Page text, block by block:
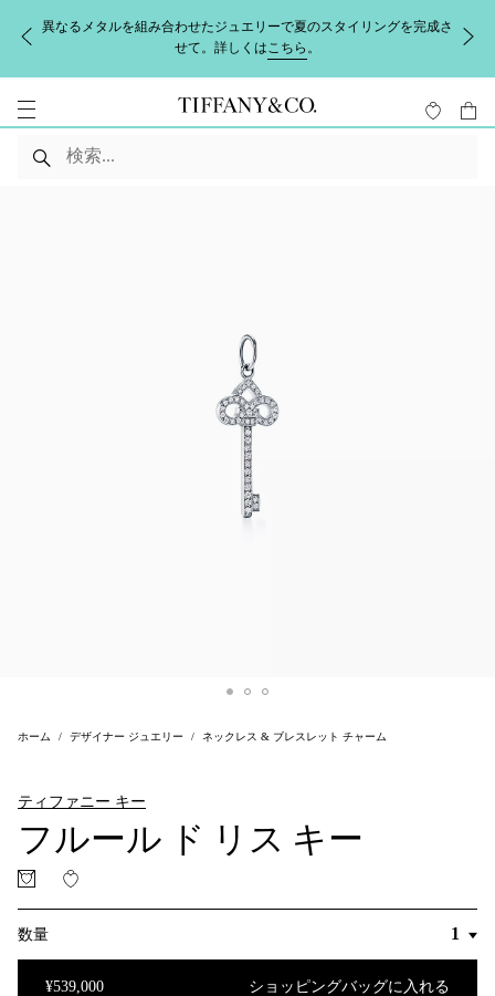
異なるメタルを組み合わせたジュエリーで夏のスタイリングを完成さ
せて。詳しくはこちら 。
ホーム デザイナー ジュエリー ネックレス & ブレスレット チャーム
ティファニー キー
フルール ド リス キー
数量
¥539,000 ショッピングバッグに入れる